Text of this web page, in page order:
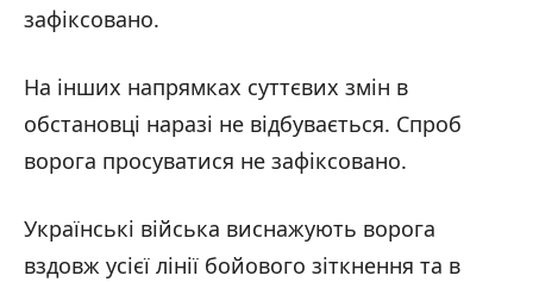
зафіксовано.
На інших напрямках суттєвих змін в
обстановці наразі не відбувається. Спроб
ворога просуватися не зафіксовано.
Українські війська виснажують ворога
вздовж усієї лінії бойового зіткнення та в